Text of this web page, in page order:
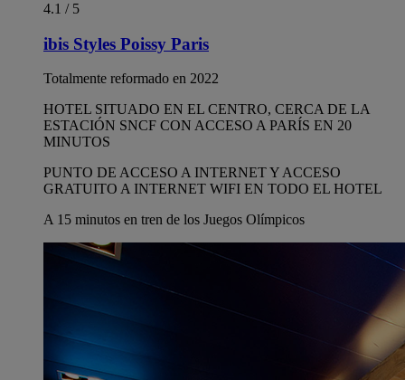
4.1 / 5
ibis Styles Poissy Paris
Totalmente reformado en 2022
HOTEL SITUADO EN EL CENTRO, CERCA DE LA
ESTACIÓN SNCF CON ACCESO A PARÍS EN 20
MINUTOS
PUNTO DE ACCESO A INTERNET Y ACCESO
GRATUITO A INTERNET WIFI EN TODO EL HOTEL
A 15 minutos en tren de los Juegos Olímpicos